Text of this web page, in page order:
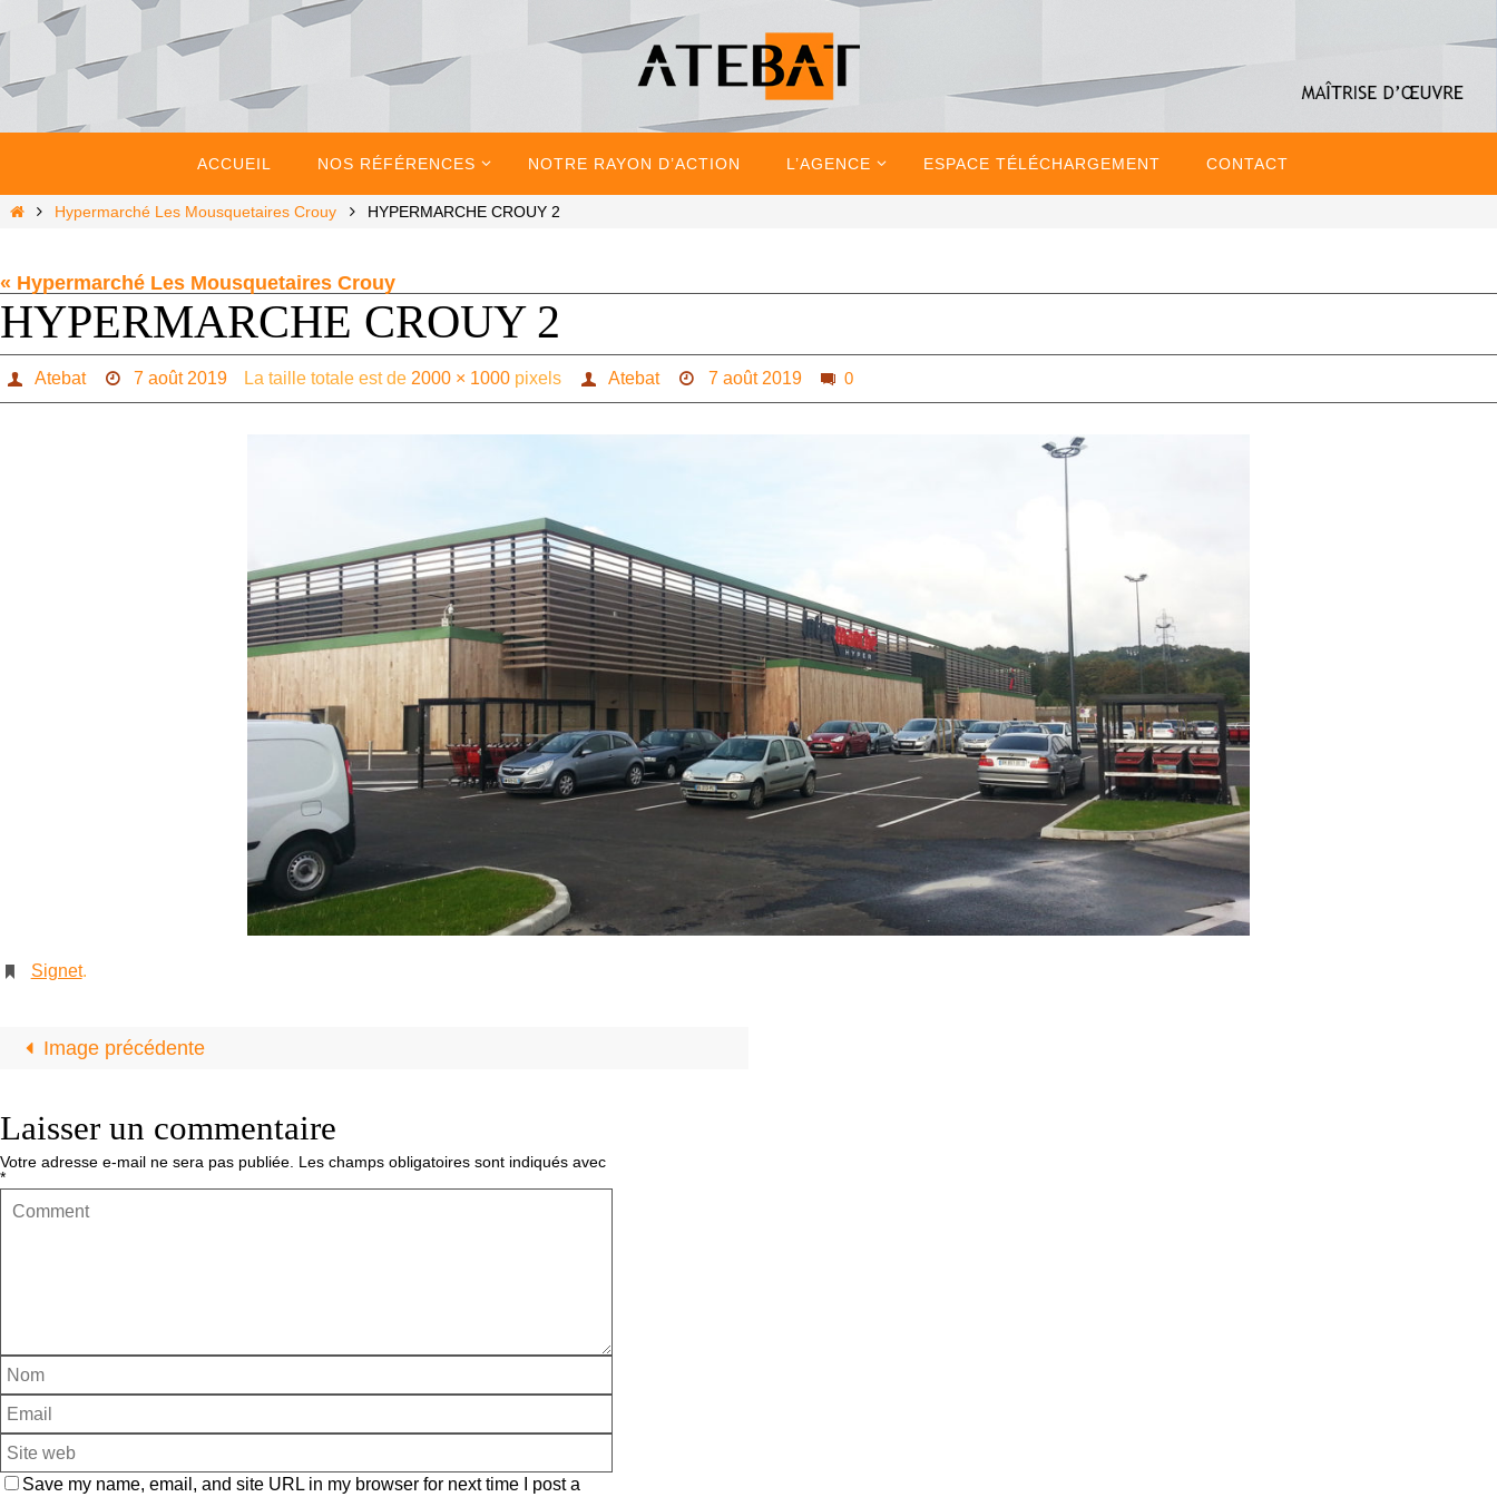
Passer
vers
le
contenu
ACCUEIL NOS RÉFÉRENCES NOTRE RAYON D’ACTION L’AGENCE ESPACE TÉLÉCHARGEMENT CONTACT
HomeHypermarché Les Mousquetaires Crouy HYPERMARCHE CROUY 2
« Hypermarché Les Mousquetaires Crouy
HYPERMARCHE CROUY 2
Atebat 7 août 2019 La taille totale est de 2000 × 1000 pixels Atebat 7 août 2019 0
Signet.
Image précédente
Laisser un commentaire
Votre adresse e-mail ne sera pas publiée. Les champs obligatoires sont indiqués avec
*
Save my name, email, and site URL in my browser for next time I post a